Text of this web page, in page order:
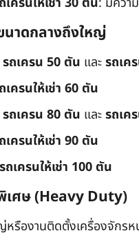
าดกลางถึงใหญ่
รถเครน 50 ตัน และรถเค
เครนให้เช่า 60 ตัน
รถเครน 80 ตัน และรถเค
เครนให้เช่า 90 ตัน
รถเครนให้เช่า 100 ตัน
เศษ (Heavy Duty)
หรืองานติดตั้งเครื่องจักร